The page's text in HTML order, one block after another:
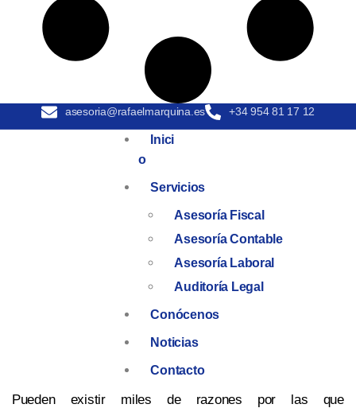
asesoria@rafaelmarquina.es +34 954 81 17 12
Inici
O
Servicios
Asesoría Fiscal
Asesoría Contable
Asesoría Laboral
Auditoría Legal
Conócenos
Noticias
Contacto
Pueden existir miles de razones por las que